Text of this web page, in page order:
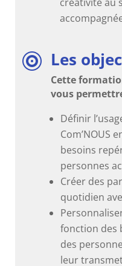
 Les
Cette
vous
Définir
Com’NOUS
besoins
personnes
Créer des
quotidien
fonction des
des
leur